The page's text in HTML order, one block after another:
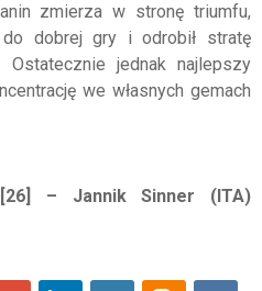
zmierza w stronę triumfu,
do dobrej gry i odrobił stratę
Ostatecznie jednak najlepszy
we własnych gemach
– Jannik Sinner (ITA)